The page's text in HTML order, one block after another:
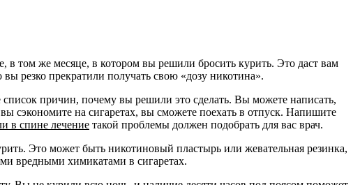
в том же месяце, в котором вы решили бросить курить. Это даст вам
резко прекратили получать свою «дозу никотина».
список причин, почему вы решили это сделать. Вы можете написать,
сэкономите на сигаретах, вы сможете поехать в отпуск. Напишите
в спине лечение такой проблемы должен подобрать для вас врач.
Это может быть никотиновый пластырь или жевательная резинка,
вредными химикатами в сигаретах.